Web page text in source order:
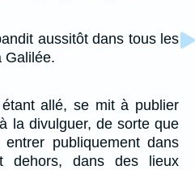
aussitôt dans tous les
Galilée.
allé, se mit à publier
la divulguer, de sorte que
publiquement dans
dans des lieux